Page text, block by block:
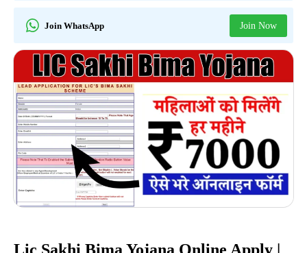
Join WhatsApp Join Now